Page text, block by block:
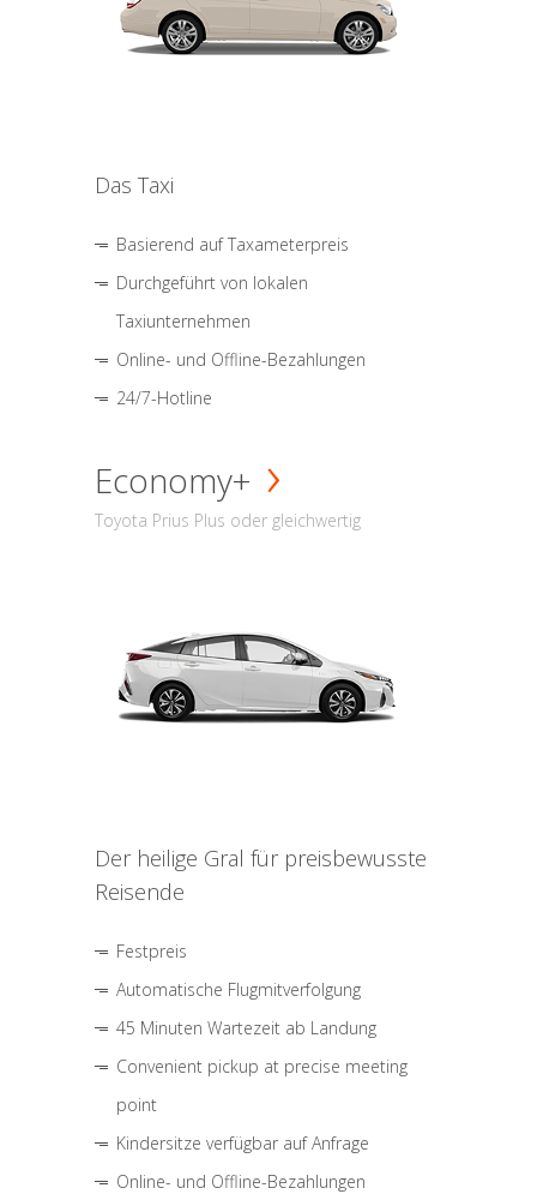
Das Taxi
Basierend auf Taxameterpreis
Durchgeführt von lokalen
Taxiunternehmen
Online- und Offline-Bezahlungen
24/7-Hotline
Economy+
Toyota Prius Plus oder gleichwertig
Der heilige Gral für preisbewusste
Reisende
Festpreis
Automatische Flugmitverfolgung
45 Minuten Wartezeit ab Landung
Convenient pickup at precise meeting
point
Kindersitze verfügbar auf Anfrage
Online- und Offline-Bezahlungen